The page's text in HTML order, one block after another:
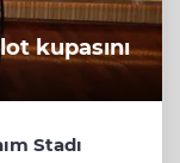
kupasını
Stadı